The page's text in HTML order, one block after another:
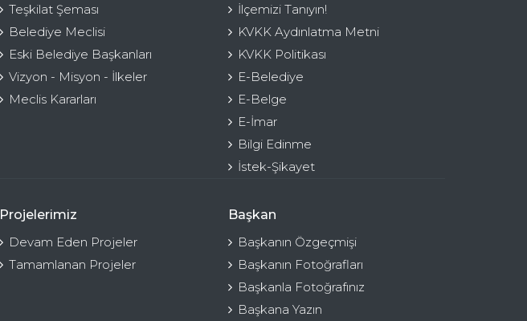
Teşkilat Şeması
Belediye Meclisi
Eski Belediye Başkanları
Vizyon - Misyon - İlkeler
Meclis Kararları
İlçemizi Tanıyın!
KVKK Aydınlatma Metni
KVKK Politikası
E-Belediye
E-Belge
E-İmar
Bilgi Edinme
İstek-Şikayet
Projelerimiz
Devam Eden Projeler
Tamamlanan Projeler
Başkan
Başkanın Özgeçmişi
Başkanın Fotoğrafları
Başkanla Fotoğrafınız
Başkana Yazın